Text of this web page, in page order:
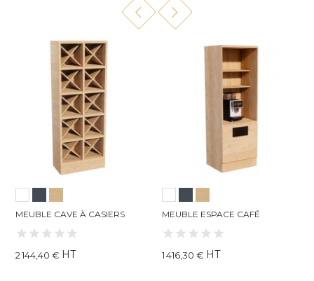
MEUBLE CAVE À CASIERS
2 144,40 € HT
MEUBLE ESPACE CAFÉ
1 416,30 € HT